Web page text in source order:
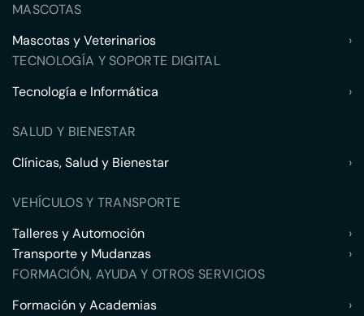
MASCOTAS
Mascotas y Veterinarios
›
TECNOLOGÍA Y SOPORTE DIGITAL
Tecnología e Informática
›
SALUD Y BIENESTAR
Clínicas, Salud y Bienestar
›
VEHÍCULOS Y TRANSPORTE
Talleres y Automoción
›
Transporte y Mudanzas
›
FORMACIÓN, AYUDA Y OTROS SERVICIOS
Formación y Academias
›